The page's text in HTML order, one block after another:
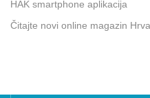
HAK smartphone aplikacija
Čitajte novi online magazin